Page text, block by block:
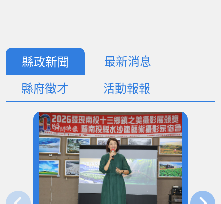
縣政新聞
最新消息
縣府徵才
活動報報